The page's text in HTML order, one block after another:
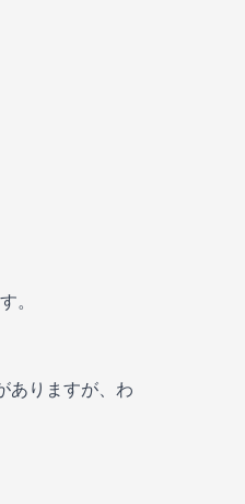
。
ありますが、わ